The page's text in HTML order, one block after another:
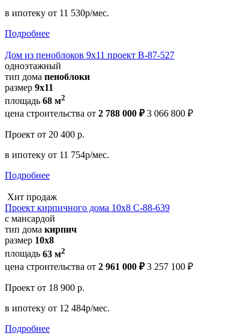
в ипотеку от 11 530р/мес.
Подробнее
Дом из пеноблоков 9х11 проект В-87-527
одноэтажный
тип дома пеноблоки
размер 9х11
площадь 68 м2
цена строительства от 2 788 000 ₽ 3 066 800 ₽
Проект от 20 400 р.
в ипотеку от 11 754р/мес.
Подробнее
Хит продаж
Проект кирпичного дома 10х8 С-88-639
с мансардой
тип дома кирпич
размер 10x8
площадь 63 м2
цена строительства от 2 961 000 ₽ 3 257 100 ₽
Проект от 18 900 р.
в ипотеку от 12 484р/мес.
Подробнее